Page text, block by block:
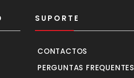
SUPORTE
CONTACTOS
PERGUNTAS FREQUENTES